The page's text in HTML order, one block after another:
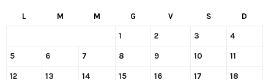
L M M G V S D
1 2 3 4
5 6 7 8 9 10 11
12 13 14 15 16 17 18